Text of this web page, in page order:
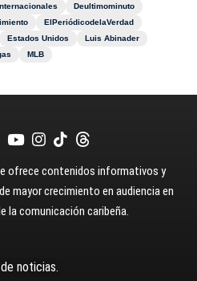
Deultimominuto
ElPeriódicodelaVerdad
Estados Unidos
Luis Abinader
MLB
ofrece contenidos informativos y
mayor crecimiento en audiencia en
la comunicación caribeña.
noticias.